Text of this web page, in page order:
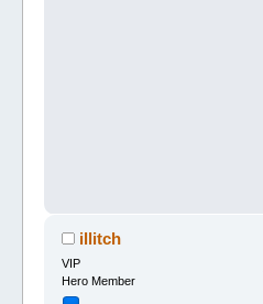
illitch
VIP
Hero Member